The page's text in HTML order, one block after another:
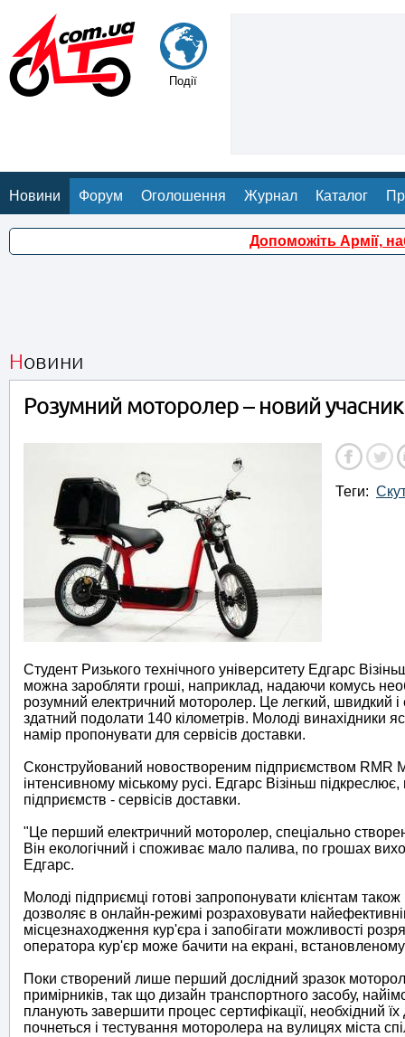
Події
Новини Форум Оголошення Журнал Каталог
Допоможіть Армії,
Новини
Розумний моторолер – новий учасник
Теги:
Студент Ризького технічного університету Едгарс
можна заробляти гроші, наприклад, надаючи комусь
розумний електричний моторолер. Це легкий, швидкий і
здатний подолати 140 кілометрів. Молоді
намір пропонувати для сервісів доставки.
Сконструйований новоствореним підприємством RMR
інтенсивному міському русі. Едгарс Візіньш
підприємств - сервісів доставки.
"Це перший електричний моторолер, спеціально
Він екологічний і споживає мало палива, по грошах
Едгарс.
Молоді підприємці готові запропонувати клієнтам
дозволяє в онлайн-режимі розраховувати
місцезнаходження кур'єра і запобігати можливості
оператора кур'єр може бачити на екрані,
Поки створений лише перший дослідний зразок
примірників, так що дизайн транспортного засобу,
планують завершити процес сертифікації, необхідний
почнеться і тестування моторолера на вулицях міста